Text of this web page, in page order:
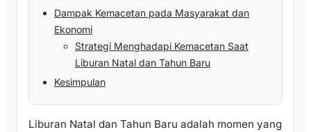
Dampak Kemacetan pada Masyarakat dan
Ekonomi
Strategi Menghadapi Kemacetan Saat
Liburan Natal dan Tahun Baru
Kesimpulan
Liburan Natal dan Tahun Baru adalah momen yang